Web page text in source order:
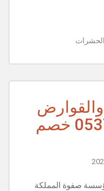
بالرياض 0537315337 خصم
صفوة المملكة